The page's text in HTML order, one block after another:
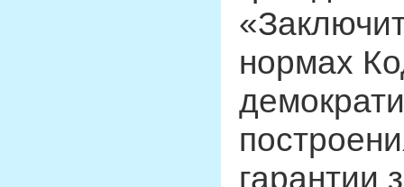
нормах
гарантии